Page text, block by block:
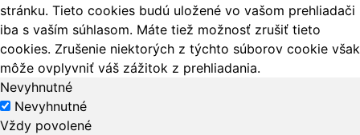
stránku. Tieto cookies budú uložené vo vašom prehliadači
iba s vaším súhlasom. Máte tiež možnosť zrušiť tieto
cookies. Zrušenie niektorých z týchto súborov cookie však
môže ovplyvniť váš zážitok z prehliadania.
Nevyhnutné
Nevyhnutné
Vždy povolené